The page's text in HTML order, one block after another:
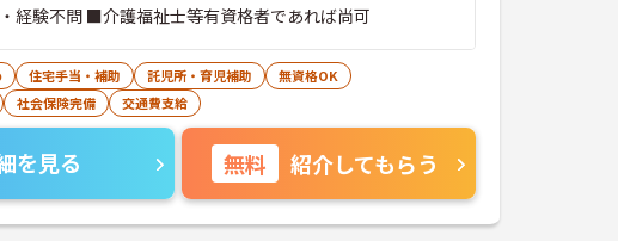
経験不問 ■介護福祉士等有資格者であれば尚可
住宅手当・補助 託児所・育児補助
無資格OK
社会保険完備 交通費支給
を見る 無料 紹介してもらう